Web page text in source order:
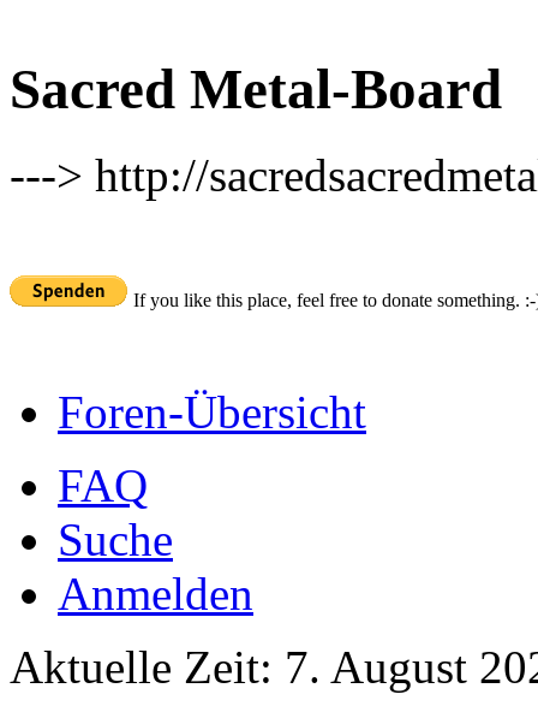
Sacred Metal-Board
---> http://
If you like this place, feel free to donate something.
Foren-Übersicht
FAQ
Suche
Anmelden
Aktuelle Zeit: 7. August